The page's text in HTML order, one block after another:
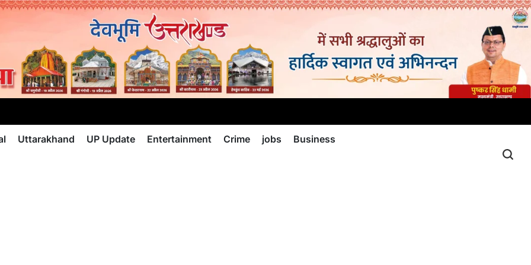
Uttarakhand UP Update Entertainment Crime jobs Business